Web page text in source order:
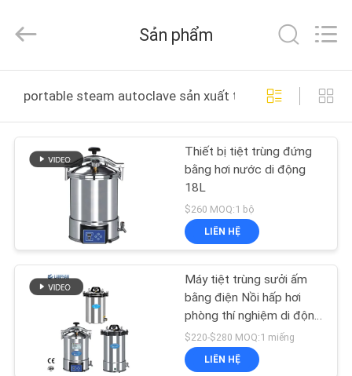
CHỦ
CÁC
VIDEO
CHÚNG
Henan
Lanphan
All
Sản phẩm
portable steam autoclave sản xuất trực tuyến
Thiết bị tiệt trùng đứng
bằng hơi nước di động
18L
$260 MOQ:1 bộ
LIÊN HỆ
Máy tiệt trùng sưởi ấm
bằng điện Nồi hấp hơi
phòng thí nghiệm di động
0,16 Mpa
$220-$280 MOQ:1 miếng
LIÊN HỆ